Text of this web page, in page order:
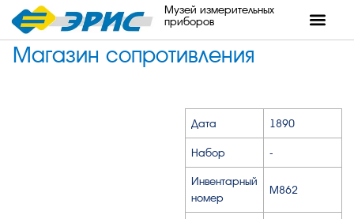
Музей измерительных
приборов
Магазин сопротивления
Дата 1890
Набор -
Инвентарный
номер
М862